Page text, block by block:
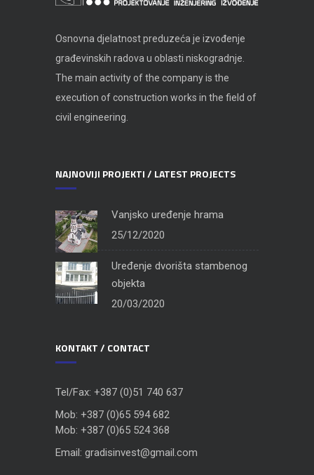
Osnovna djelatnost preduzeća je izvođenje
građevinskih radova u oblasti niskogradnje.
The main activity of the company is the
execution of construction works in the field of
civil engineering.
NAJNOVIJI PROJEKTI / LATEST PROJECTS
Vanjsko uređenje hrama
25/12/2020
Uređenje dvorišta stambenog
objekta
20/03/2020
KONTAKT / CONTACT
Tel/Fax: +387 (0)51 740 637
Mob: +387 (0)65 594 682
Mob: +387 (0)65 524 368
Email: gradisinvest@gmail.com